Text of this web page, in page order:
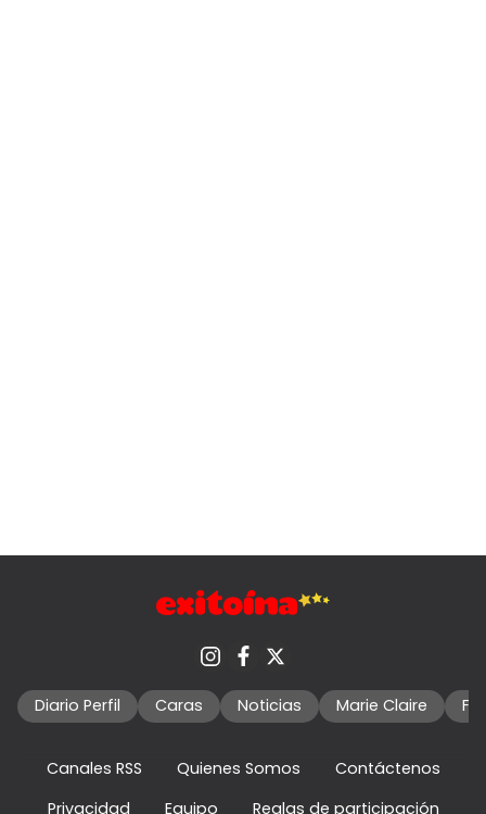
Diario Perfil Caras Noticias Marie Claire
Canales RSS Quienes Somos
Contáctenos
Privacidad
Equipo Reglas de participación